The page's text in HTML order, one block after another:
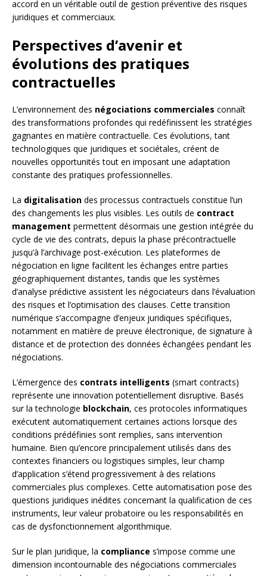
accord en un véritable outil de gestion préventive des risques
juridiques et commerciaux.
Perspectives d’avenir et
évolutions des pratiques
contractuelles
L’environnement des négociations commerciales connaît
des transformations profondes qui redéfinissent les stratégies
gagnantes en matière contractuelle. Ces évolutions, tant
technologiques que juridiques et sociétales, créent de
nouvelles opportunités tout en imposant une adaptation
constante des pratiques professionnelles.
La digitalisation des processus contractuels constitue l’un
des changements les plus visibles. Les outils de contract
management permettent désormais une gestion intégrée du
cycle de vie des contrats, depuis la phase précontractuelle
jusqu’à l’archivage post-exécution. Les plateformes de
négociation en ligne facilitent les échanges entre parties
géographiquement distantes, tandis que les systèmes
d’analyse prédictive assistent les négociateurs dans l’évaluation
des risques et l’optimisation des clauses. Cette transition
numérique s’accompagne d’enjeux juridiques spécifiques,
notamment en matière de preuve électronique, de signature à
distance et de protection des données échangées pendant les
négociations.
L’émergence des contrats intelligents (smart contracts)
représente une innovation potentiellement disruptive. Basés
sur la technologie blockchain, ces protocoles informatiques
exécutent automatiquement certaines actions lorsque des
conditions prédéfinies sont remplies, sans intervention
humaine. Bien qu’encore principalement utilisés dans des
contextes financiers ou logistiques simples, leur champ
d’application s’étend progressivement à des relations
commerciales plus complexes. Cette automatisation pose des
questions juridiques inédites concernant la qualification de ces
instruments, leur valeur probatoire ou les responsabilités en
cas de dysfonctionnement algorithmique.
Sur le plan juridique, la compliance s’impose comme une
dimension incontournable des négociations commerciales